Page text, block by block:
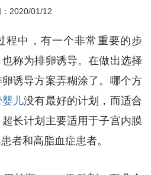
：2020/01/12
程中，有一个非常重要的步
称为排卵诱导。在做出选择
诱导方案弄糊涂了。哪个方
儿没有最好的计划，而适合
长计划主要适用于子宫内膜
者和高脂血症患者。